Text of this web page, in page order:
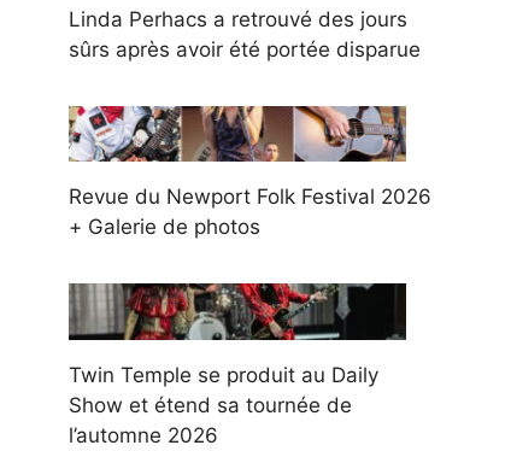
Linda Perhacs a retrouvé des jours
sûrs après avoir été portée disparue
Revue du Newport Folk Festival 2026
+ Galerie de photos
Twin Temple se produit au Daily
Show et étend sa tournée de
l’automne 2026